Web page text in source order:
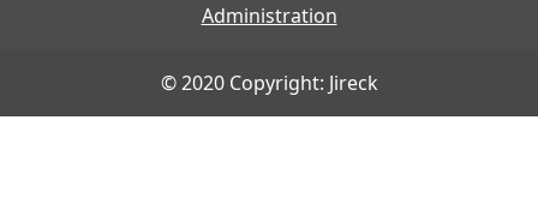
Administration
© 2020 Copyright: Jireck